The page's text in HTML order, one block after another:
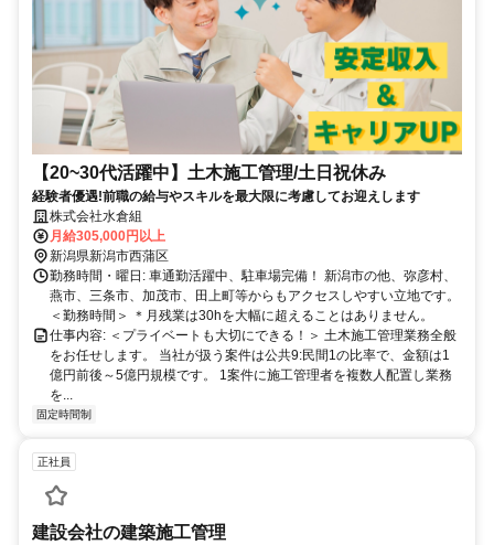
【20~30代活躍中】土木施工管理/土日祝休み
経験者優遇!前職の給与やスキルを最大限に考慮してお迎えします
株式会社水倉組
月給305,000円以上
新潟県新潟市西蒲区
勤務時間・曜日: 車通勤活躍中、駐車場完備！ 新潟市の他、弥彦村、
燕市、三条市、加茂市、田上町等からもアクセスしやすい立地です。
＜勤務時間＞ ＊月残業は30hを大幅に超えることはありません。
仕事内容: ＜プライベートも大切にできる！＞ 土木施工管理業務全般
をお任せします。 当社が扱う案件は公共9:民間1の比率で、金額は1
億円前後～5億円規模です。 1案件に施工管理者を複数人配置し業務
を...
固定時間制
正社員
建設会社の建築施工管理